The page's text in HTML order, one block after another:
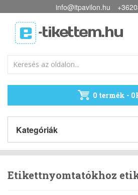
info@itpavilon.hu
0 termék -
Kategóriák
Etikettnyomtatókhoz